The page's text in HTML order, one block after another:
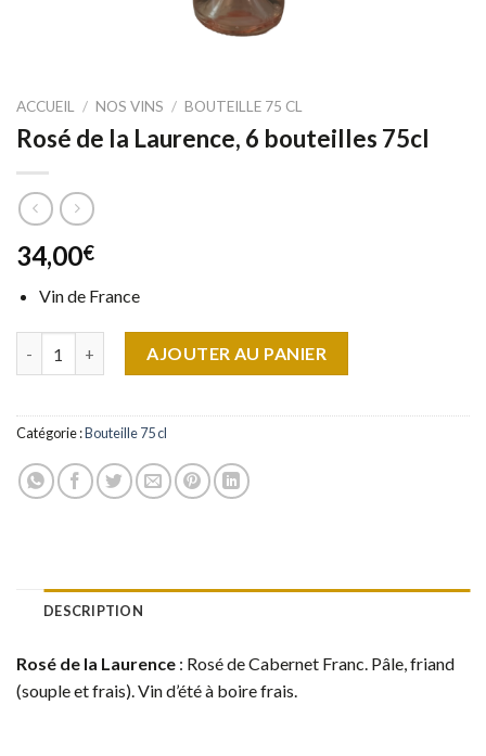
ACCUEIL / NOS VINS / BOUTEILLE 75 CL
Rosé de la Laurence, 6 bouteilles 75cl
34,00€
Vin de France
quantité de Rosé de la Laurence, 6 bouteilles 75cl
AJOUTER AU PANIER
Catégorie :Bouteille 75 cl
DESCRIPTION
Rosé de la Laurence : Rosé de Cabernet Franc. Pâle, friand
(souple et frais). Vin d’été à boire frais.